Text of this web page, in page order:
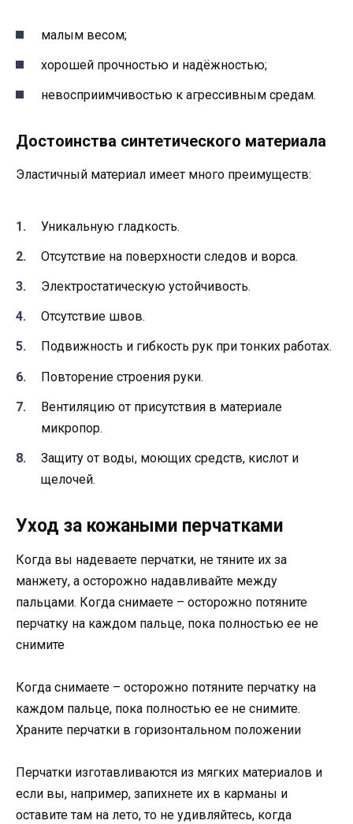
малым весом;
хорошей прочностью и надёжностью;
невосприимчивостью к агрессивным средам.
Достоинства синтетического материала
Эластичный материал имеет много преимуществ:
Уникальную гладкость.
Отсутствие на поверхности следов и ворса.
Электростатическую устойчивость.
Отсутствие швов.
Подвижность и гибкость рук при тонких работах.
Повторение строения руки.
Вентиляцию от присутствия в материале
микропор.
Защиту от воды, моющих средств, кислот и
щелочей.
Уход за кожаными перчатками
Когда вы надеваете перчатки, не тяните их за
манжету, а осторожно надавливайте между
пальцами. Когда снимаете – осторожно потяните
перчатку на каждом пальце, пока полностью ее не
снимите
Когда снимаете – осторожно потяните перчатку на
каждом пальце, пока полностью ее не снимите.
Храните перчатки в горизонтальном положении
Перчатки изготавливаются из мягких материалов и
если вы, например, запихнете их в карманы и
оставите там на лето, то не удивляйтесь, когда